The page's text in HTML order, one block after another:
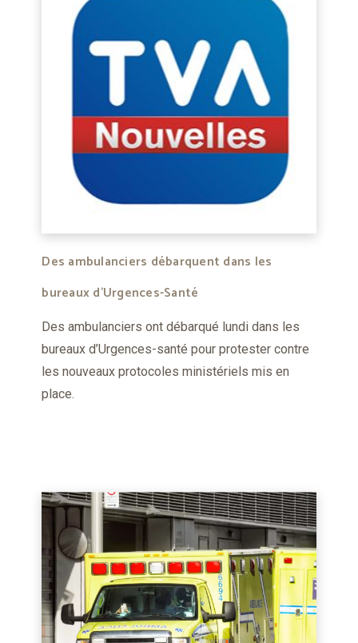
Des ambulanciers débarquent dans les
bureaux d'Urgences-Santé
Des ambulanciers ont débarqué lundi dans les
bureaux d’Urgences-santé pour protester contre
les nouveaux protocoles ministériels mis en
place.